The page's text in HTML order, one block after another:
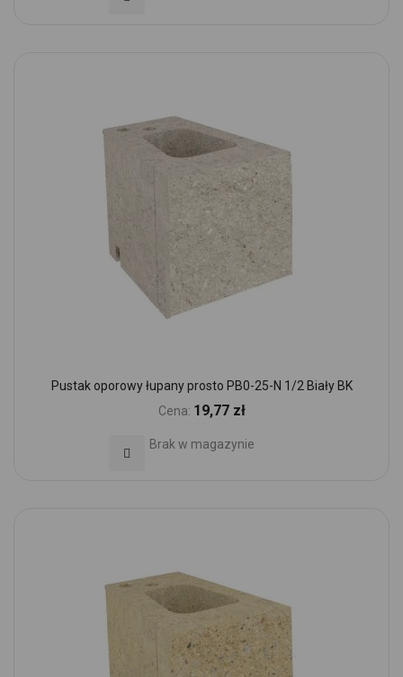
Pustak oporowy łupany prosto PB0-25-N 1/2 Biały BK
Cena: 19,77 zł
Brak w magazynie
Dodaj do Ulubionych